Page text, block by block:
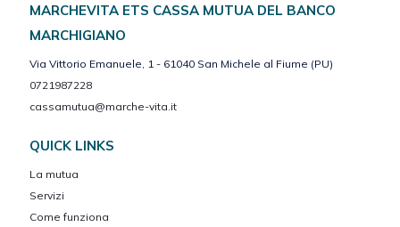
MARCHEVITA ETS CASSA MUTUA DEL BANCO
MARCHIGIANO
Via Vittorio Emanuele, 1 - 61040 San Michele al Fiume (PU)
0721987228
cassamutua@marche-vita.it
QUICK LINKS
La mutua
Servizi
Come funziona